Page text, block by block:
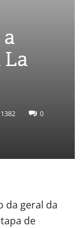
La
1382 0
da geral da
de